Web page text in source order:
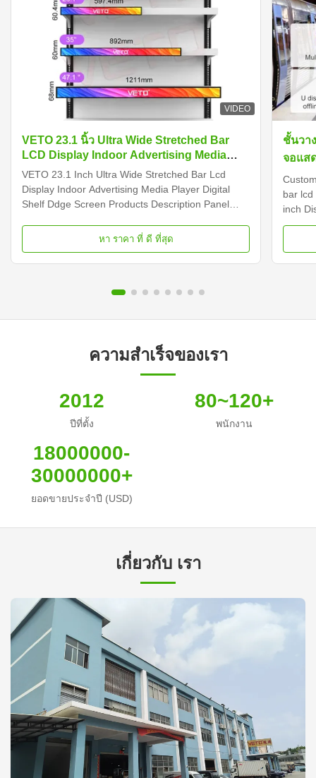
VIDEO
VETO 23.1 นิ้ว Ultra Wide Stretched Bar
LCD Display Indoor Advertising Media
Player ดิจิตอล แผ่นฉากขอบชั้น
VETO 23.1 Inch Ultra Wide Stretched Bar Lcd
Display Indoor Advertising Media Player Digital
Shelf Ddge Screen Products Description Panel
Display dimension 585.6mm *48.19mm Display
Color 16.7M Backlight LED backlight Operation
system Android ...
หา ราคา ที่ ดี ที่สุด
ชั้นวา
จอแส
bar lcd
inch
ความสำเร็จของเรา
2012
ปีที่ตั้ง
80~120+
พนักงาน
18000000-
30000000+
ยอดขายประจำปี (USD)
เกี่ยวกับ เรา